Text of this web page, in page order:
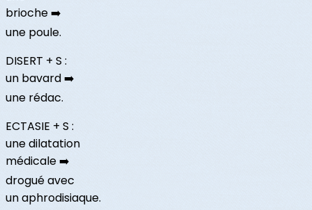
brioche ➡️
une poule.
DISERT + S :
un bavard ➡️
une rédac.
ECTASIE + S :
une dilatation
médicale ➡️
drogué avec
un aphrodisiaque.